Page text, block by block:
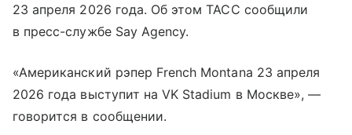
23 апреля 2026 года. Об этом ТАСС сообщили
в пресс-службе Say Agency.
«Американский рэпер French Montana 23 апреля
2026 года выступит на VK Stadium в Москве», —
говорится в сообщении.